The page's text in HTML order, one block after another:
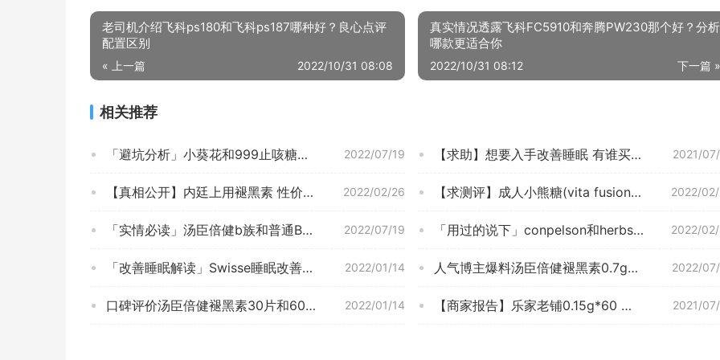
老司机介绍飞科ps180和飞科ps187哪种好？良心点评
配置区别
« 上一篇 2022/10/31 08:08
真实情况透露飞科FC5910和奔腾PW230那个好？分析
哪款更适合你
下一篇 »
2022/10/31 08:12
相关推荐
2022/07/19
「避坑分析」小葵花和999止咳糖浆哪个好？功能评测结果 2021/
【求助】想要入手改善睡眠 有谁买过 自然之宝快速释放速溶褪黑素片120片 评测说下质量怎么样？在线等！
2022/02/26
【真相公开】内廷上用褪黑素 性价比解读？质量差不差，必看评测怎么样！ 2022/
【求测评】成人小熊糖(vita fusion)褪黑素吃一整瓶会怎么样？质量真的好吗
2022/07/19
「实情必读」汤臣倍健b族和普通B族的区别？应该怎么样选择 2022/
「用过的说下」conpelson和herbsofgold哪个好？质量怎么样值不值得买
2022/01/14
「改善睡眠解读」Swisse睡眠改善片 100片怎么样的质量，评测为什么这样？ 2022/
人气博主爆料汤臣倍健褪黑素0.7g和0.56g有什么区别？评测比较哪款好
2022/01/14
口碑评价汤臣倍健褪黑素30片和60片装有啥区别？分析哪款更适合你 2021/
【商家报告】乐家老铺0.15g*60 优缺点真相评测，质量口碑怎么样？小白必看系列！